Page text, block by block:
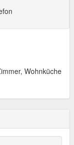
Wohnküche